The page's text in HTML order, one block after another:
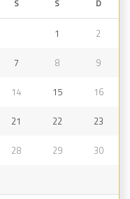
S S D
1 2
7 8 9
14 15 16
21 22 23
28 29 30